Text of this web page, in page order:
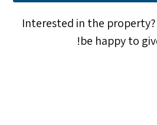
Interested in the
be happy to